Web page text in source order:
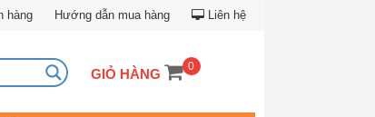
hàng Hướng dẫn mua hàng Liên hệ
GIỎ HÀNG 0